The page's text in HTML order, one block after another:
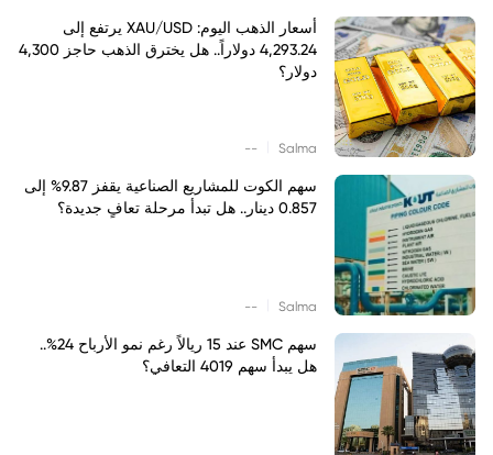
أسعار الذهب اليوم: XAU/USD يرتفع إلى
4,293.24 دولاراً.. هل يخترق الذهب حاجز 4,300
دولار؟
Salma
--
سهم الكوت للمشاريع الصناعية يقفز 9.87% إلى
0.857 دينار.. هل تبدأ مرحلة تعافٍ جديدة؟
Salma
--
سهم SMC عند 15 ريالاً رغم نمو الأرباح 24%..
هل يبدأ سهم 4019 التعافي؟